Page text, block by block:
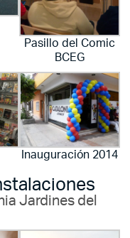
Pasillo del Comic
BCEG
Inauguración 2014
Jardines del